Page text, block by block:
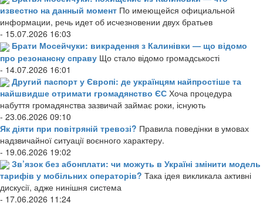
известно на данный момент По имеющейся официальной
информации, речь идет об исчезновении двух братьев
- 15.07.2026 16:03
Брати Мосейчуки: викрадення з Калинівки — що відомо
про резонансну справу Що стало відомо громадськості
- 14.07.2026 16:01
Другий паспорт у Європі: де українцям найпростіше та
найшвидше отримати громадянство ЄС Хоча процедура
набуття громадянства зазвичай займає роки, існують
- 23.06.2026 09:10
Як діяти при повітряній тревозі? Правила поведінки в умовах
надзвичайної ситуації воєнного характеру.
- 19.06.2026 19:02
Зв’язок без абонплати: чи можуть в Україні змінити модель
тарифів у мобільних операторів? Така ідея викликала активні
дискусії, адже нинішня система
- 17.06.2026 11:24